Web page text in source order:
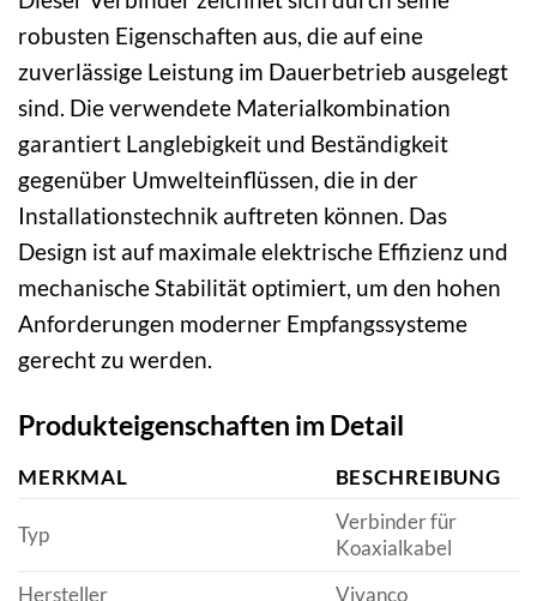
robusten Eigenschaften aus, die auf eine
zuverlässige Leistung im Dauerbetrieb ausgelegt
sind. Die verwendete Materialkombination
garantiert Langlebigkeit und Beständigkeit
gegenüber Umwelteinflüssen, die in der
Installationstechnik auftreten können. Das
Design ist auf maximale elektrische Effizienz und
mechanische Stabilität optimiert, um den hohen
Anforderungen moderner Empfangssysteme
gerecht zu werden.
Produkteigenschaften im Detail
MERKMAL BESCHREIBUNG
Typ
Verbinder für
Koaxialkabel
Hersteller
Vivanco